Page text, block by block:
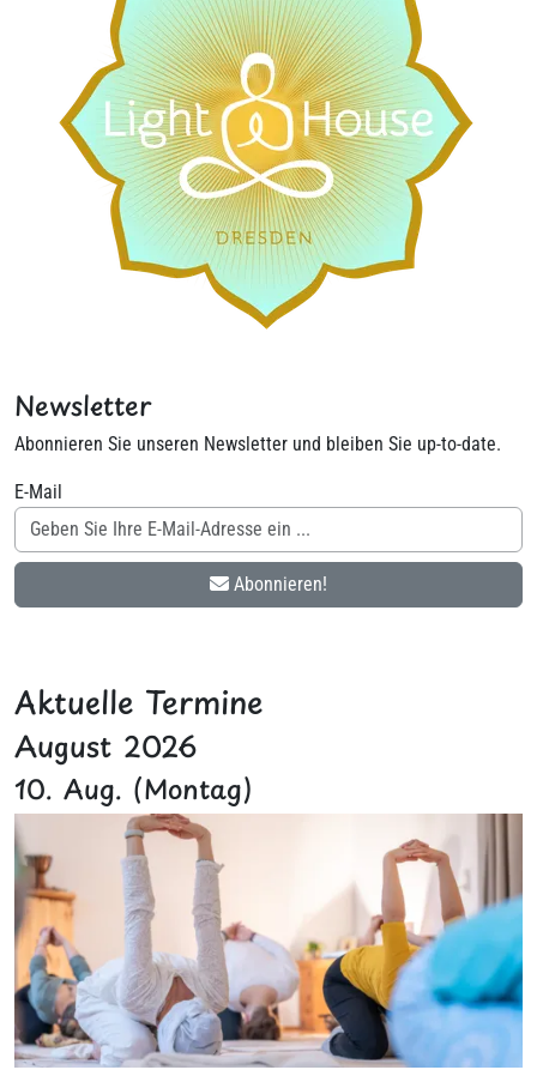
Newsletter
Abonnieren Sie unseren Newsletter und bleiben Sie up-to-date.
E-Mail
Abonnieren!
Aktuelle Termine
August 2026
10. Aug. (Montag)